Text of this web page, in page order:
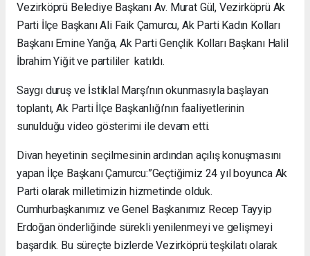
Vezirköprü Belediye Başkanı Av. Murat Gül, Vezirköprü Ak
Parti İlçe Başkanı Ali Faik Çamurcu, Ak Parti Kadın Kolları
Başkanı Emine Yanğa, Ak Parti Gençlik Kolları Başkanı Halil
İbrahim Yiğit ve partililer katıldı.
Saygı duruş ve İstiklal Marşı’nın okunmasıyla başlayan
toplantı, Ak Parti İlçe Başkanlığı’nın faaliyetlerinin
sunulduğu video gösterimi ile devam etti.
Divan heyetinin seçilmesinin ardından açılış konuşmasını
yapan İlçe Başkanı Çamurcu:”Geçtiğimiz 24 yıl boyunca Ak
Parti olarak milletimizin hizmetinde olduk.
Cumhurbaşkanımız ve Genel Başkanımız Recep Tayyip
Erdoğan önderliğinde sürekli yenilenmeyi ve gelişmeyi
başardık. Bu süreçte bizlerde Vezirköprü teşkilatı olarak